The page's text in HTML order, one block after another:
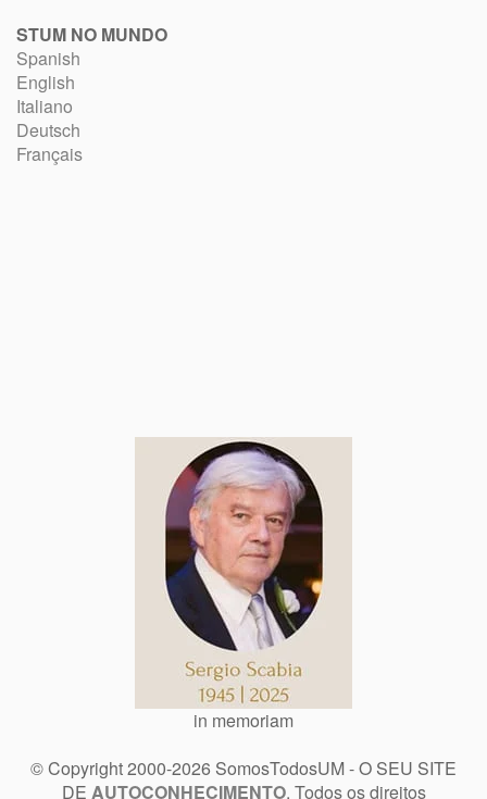
STUM NO MUNDO
Spanish
English
Italiano
Deutsch
Français
in memoriam
© Copyright 2000-2026 SomosTodosUM - O SEU SITE
DE AUTOCONHECIMENTO. Todos os direitos